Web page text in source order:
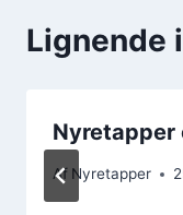
Lignende
Nyretapper
Af Nyretapper